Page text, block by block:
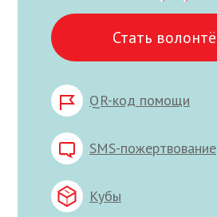
Стать
QR-код помощи
SMS-пожертвование
Кубы